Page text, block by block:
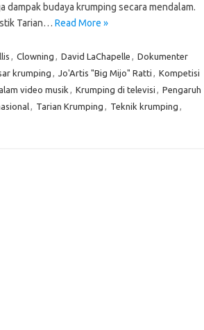
dampak budaya krumping secara mendalam.
Tarian… Read More »
Clowning David LaChapelle
Dokumenter
krumping Jo'Artis "Big Mijo" Ratti
Kompetisi
video musik Krumping di televisi
Pengaruh
Tarian Krumping Teknik krumping